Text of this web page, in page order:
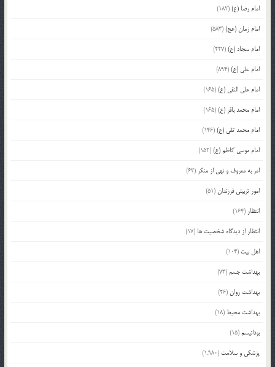
امام رضا (ع)(182)
امام زمان (عج)(583)
امام سجاد (ع)(227)
امام علی (ع)(894)
امام علی النقی (ع)(165)
امام محمد باقر (ع)(165)
امام محمد تقی (ع)(146)
امام موسی کاظم (ع)(152)
امر به معروف و نهی از منکر (63)
امور تربیتی فرزندان(51)
انتظار (164)
انتظار از دیدگاه شخصیت ها (17)
اهل بیت (104)
بهداشت جسم(73)
بهداشت روان(26)
بهداشت محیط (18)
بودائیسم(15)
پزشکی و سلامت (1,980)